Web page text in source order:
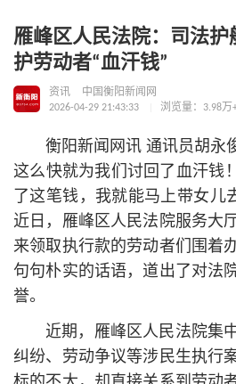
雁峰区人民法院：司法护
护劳动者“血汗钱”
资讯
中国衡阳新闻网
2026-04-29 21:43:33
浏览量：3.98万
衡阳新闻网讯 通讯员胡永
这么快就为我们讨回了血汗钱
了这笔钱，我就能马上带女儿
近日，雁峰区人民法院服务大
来领取执行款的劳动者们围着
句句朴实的话语，道出了对法
誉。
近期，雁峰区人民法院集
纠纷、劳动争议等涉民生执行